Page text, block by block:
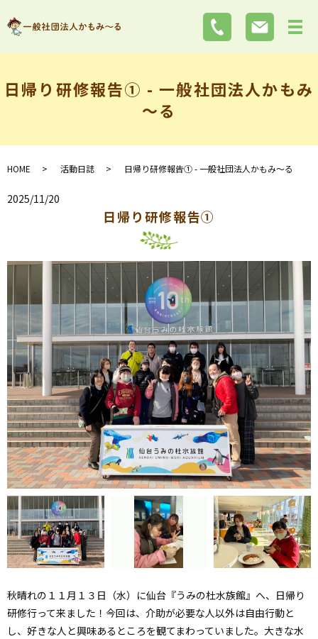
日帰り研修報告① - 一般社団法人かもみ
～る
HOME 活動日誌 日帰り研修報告① - 一般社団法人かもみ～る
2025/11/20
日帰り研修報告①
秋晴れの１１月１３日（水）に仙台『うみの杜水族館』へ、日帰り
研修行って来ました！今回は、介助が必要な人以外は自由行動と
し、好きな人と興味あるところを観てまわっていました。大きな水